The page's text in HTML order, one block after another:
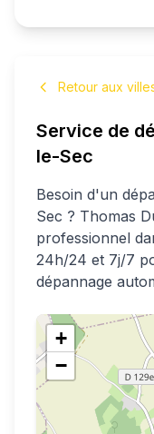
Retour aux
Service de
le-Sec
Besoin d'un
Sec ? Thomas
professionnel
24h/24 et 7j/7
dépannage
+
−